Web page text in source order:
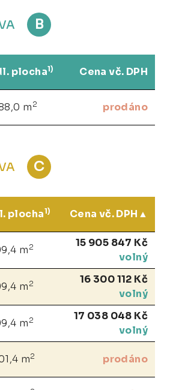
B
plocha1) Cena vč. DPH
m2 prodáno
C
plocha1) Cena vč. DPH
m2
15 905 847 Kč
volný
m2
16 300 112 Kč
volný
m2
17 038 048 Kč
volný
m2 prodáno